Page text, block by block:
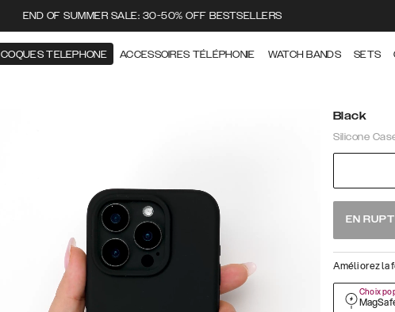
END OF SUMMER SALE: 30-50% OFF BESTSELLERS
COQUES TELEPHONE ACCESSOIRES TÉLÉPHONIE WATCH BANDS SETS
Black
Silicone
EN
Améliorez la
Choix